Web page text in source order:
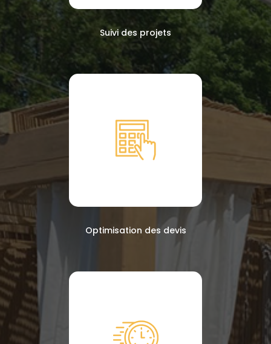
Suivi des projets
Optimisation des devis